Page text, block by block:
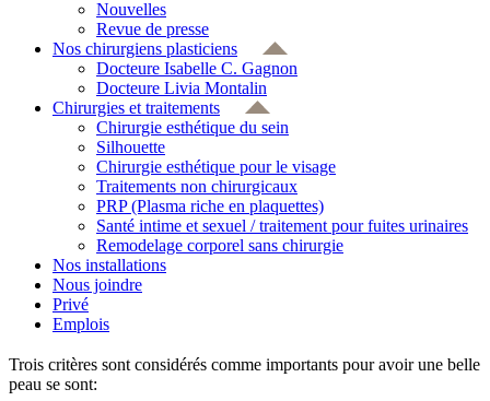
Nouvelles
Revue de presse
Nos chirurgiens plasticiens
Docteure Isabelle C. Gagnon
Docteure Livia Montalin
Chirurgies et traitements
Chirurgie esthétique du sein
Silhouette
Chirurgie esthétique pour le visage
Traitements non chirurgicaux
PRP (Plasma riche en plaquettes)
Santé intime et sexuel / traitement pour fuites urinaires
Remodelage corporel sans chirurgie
Nos installations
Nous joindre
Privé
Emplois
Trois critères sont considérés comme importants pour avoir une belle
peau se sont: